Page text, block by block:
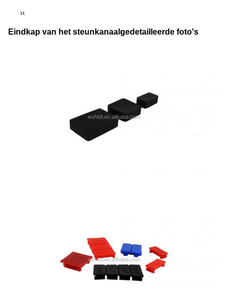
Eindkap van het steunkanaal gedetailleerde foto's